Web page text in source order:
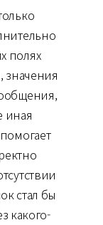
полях
значения
иная
стал бы
какого-